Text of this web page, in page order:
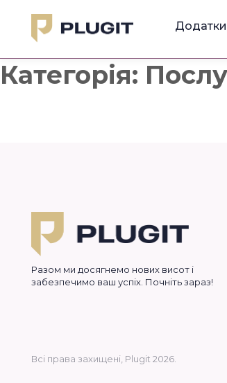
Додатки
Категорія:
Разом ми досягнемо нових висот і
забезпечимо ваш успіх. Почніть зараз!
Всі права захищені, Plugit 2026.